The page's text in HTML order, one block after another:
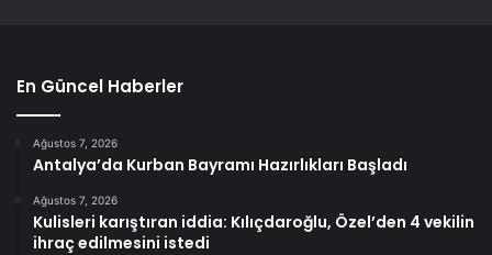
En Güncel Haberler
Ağustos 7, 2026
Antalya’da Kurban Bayramı Hazırlıkları Başladı
Ağustos 7, 2026
Kulisleri karıştıran iddia: Kılıçdaroğlu, Özel’den 4 vekilin
ihraç edilmesini istedi